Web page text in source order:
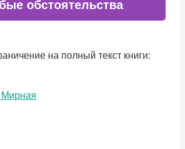
обстоятельства
на полный текст книги:
Мирная